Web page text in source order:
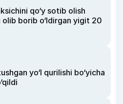
qo‘y sotib olish
borib o‘ldirgan yigit 20
yo‘l qurilishi bo‘yicha